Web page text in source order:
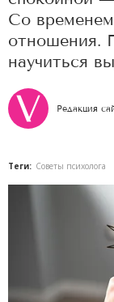
Со
отношения.
научиться
Редакция
Теги: Советы психолога